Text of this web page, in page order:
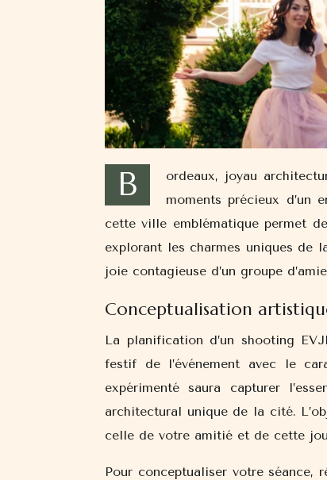
B
ordeaux, joyau
moments précieux d’un
cette ville emblématique permet
explorant les charmes uniques de
joie contagieuse d’un groupe
Conceptualisation
La planification d’un shooting
festif de l’événement avec le
expérimenté saura capturer
architectural unique de la cité.
celle de votre amitié et de cette
Pour conceptualiser votre séance,